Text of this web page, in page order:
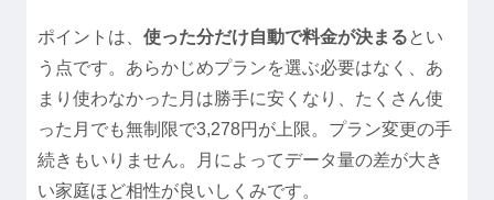
ポイントは、 使った分だけ自動で料金が決まるとい
う点です。あらかじめプランを選ぶ必要はなく、あ
まり使わなかった月は勝手に安くなり、たくさん使
った月でも無制限で3,278円が上限。プラン変更の手
続きもいりません。月によってデータ量の差が大き
い家庭ほど相性が良いしくみです。